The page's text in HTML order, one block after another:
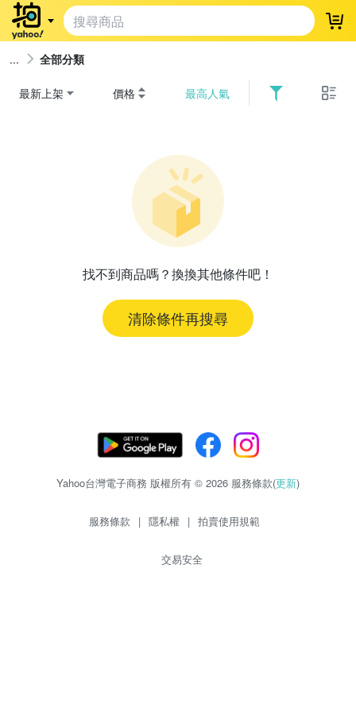
登
全部分類
最新上架 價格 最高人氣
找不到商品嗎？換換其他條件吧！
清除條件再搜尋
Yahoo台灣電子商務 版權所有 © 2026 服務條款(更新)
服務條款 | 隱私權 | 拍賣使用規範
交易安全